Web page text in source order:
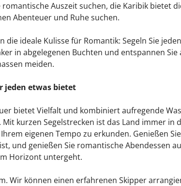
Auszeit suchen, die Karibik bietet
Abenteuer und Ruhe suchen.
die ideale Kulisse für Romantik: Segeln Sie
in abgelegenen Buchten und entspannen
meiden.
jeden etwas bietet
bietet Vielfalt und kombiniert aufregende
kurzen Segelstrecken ist das Land immer in
eigenen Tempo zu erkunden. Genießen
und genießen Sie romantische Abendessen
Horizont untergeht.
Wir können einen erfahrenen Skipper